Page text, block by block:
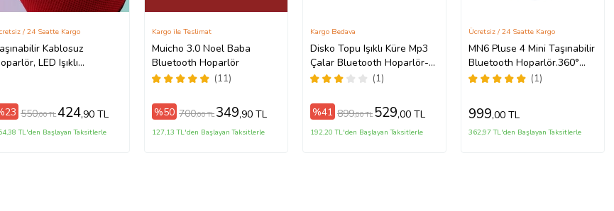
Kablosuz
LED Işıklı
/ 24 Saatte Kargo
550,00 TL424,90 TL
TL'den Başlayan Taksitlerle
Muicho 3.0 Noel Baba
Bluetooth Hoparlör
(11)
Kargo ile Teslimat
%50 700,00 TL 349,90 TL
127,13 TL'den Başlayan Taksitlerle
Disko Topu Işıklı Küre Mp3
Çalar Bluetooth Hoparlör-
FLAŞH HEDİYE(1)
Kargo Bedava
%41 899,00 TL 529,00 TL
192,20 TL'den Başlayan Taksitlerle
MN6 Pluse 4 Mini Taşınabilir
Bluetooth Hoparlör.360°
Işıklandırma
(1)
Ücretsiz / 24 Saatte Kargo
999,00 TL
362,97 TL'den Başlayan Taksitlerle